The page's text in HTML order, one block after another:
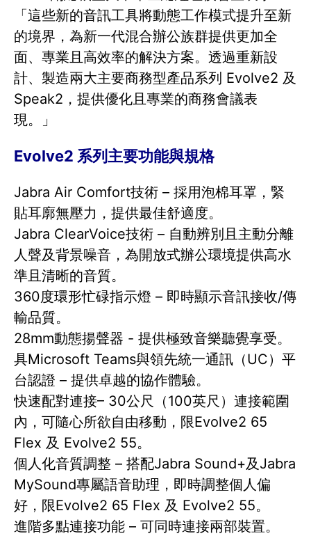
「這些新的音訊工具將動態工作模式提升至新
的境界，為新一代混合辦公族群提供更加全
面、專業且高效率的解決方案。透過重新設
計、製造兩大主要商務型產品系列 Evolve2 及
Speak2，提供優化且專業的商務會議表
現。」
Evolve2 系列主要功能與規格
Jabra Air Comfort技術 – 採用泡棉耳罩，緊
貼耳廓無壓力，提供最佳舒適度。
Jabra ClearVoice技術 – 自動辨別且主動分離
人聲及背景噪音，為開放式辦公環境提供高水
準且清晰的音質。
360度環形忙碌指示燈 – 即時顯示音訊接收/傳
輸品質。
28mm動態揚聲器 - 提供極致音樂聽覺享受。
具Microsoft Teams與領先統一通訊（UC）平
台認證 – 提供卓越的協作體驗。
快速配對連接– 30公尺（100英尺）連接範圍
內，可隨心所欲自由移動，限Evolve2 65
Flex 及 Evolve2 55。
個人化音質調整 – 搭配Jabra Sound+及Jabra
MySound專屬語音助理，即時調整個人偏
好，限Evolve2 65 Flex 及 Evolve2 55。
進階多點連接功能 – 可同時連接兩部裝置。